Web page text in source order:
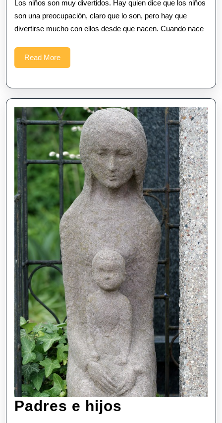
tu
hijo
Los niños son muy divertidos. Hay quien dice que los niños
son una preocupación, claro que lo son, pero hay que
divertirse mucho con ellos desde que nacen. Cuando nace
Read MoreRead
More
Padres e hijos